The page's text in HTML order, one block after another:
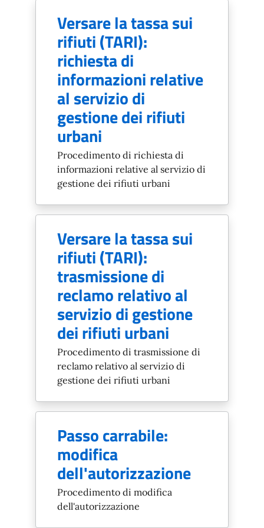
Versare la tassa sui
rifiuti (TARI):
richiesta di
informazioni relative
al servizio di
gestione dei rifiuti
urbani
Procedimento di richiesta di
informazioni relative al servizio di
gestione dei rifiuti urbani
Versare la tassa sui
rifiuti (TARI):
trasmissione di
reclamo relativo al
servizio di gestione
dei rifiuti urbani
Procedimento di trasmissione di
reclamo relativo al servizio di
gestione dei rifiuti urbani
Passo carrabile:
modifica
dell'autorizzazione
Procedimento di modifica
dell'autorizzazione